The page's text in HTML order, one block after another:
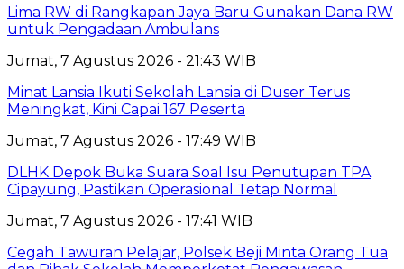
Lima RW di Rangkapan Jaya Baru Gunakan Dana RW
untuk Pengadaan Ambulans
Jumat, 7 Agustus 2026 - 21:43 WIB
Minat Lansia Ikuti Sekolah Lansia di Duser Terus
Meningkat, Kini Capai 167 Peserta
Jumat, 7 Agustus 2026 - 17:49 WIB
DLHK Depok Buka Suara Soal Isu Penutupan TPA
Cipayung, Pastikan Operasional Tetap Normal
Jumat, 7 Agustus 2026 - 17:41 WIB
Cegah Tawuran Pelajar, Polsek Beji Minta Orang Tua